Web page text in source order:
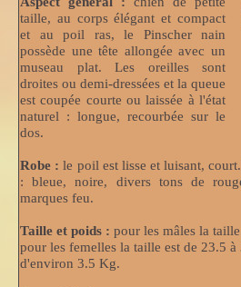
taille, au corps élégant et compact
et au poil ras, le Pinscher nain
possède une tête allongée avec un
museau plat. Les oreilles sont
droites ou demi-dressées et la queue
est coupée courte ou laissée à l'état
naturel : longue, recourbée sur le
dos.
Robe : le poil est lisse et luisant,
: bleue, noire, divers tons de
marques feu.
Taille et poids : pour les mâles la
pour les femelles la taille est de 23.5
d'environ 3.5 Kg.